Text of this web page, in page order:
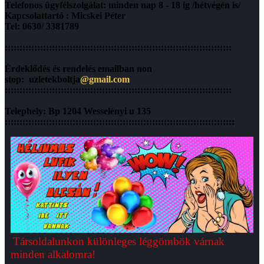
Telefonos ügyfélszolgálat: minden nap 8 - 18 ig /hétvégén is/
Kapcsolattartó : Micskei Péter
Tel: 0630/ 3381789
:::::::::::::::::::::::::::::::::::::::::::::::::::::::::::::::::::::::::::::
Érdeklődés és rendelés emailban non
stop: uzletekboltja@gmail.com
:::::::::::::::::::::::::::::::::::::::::::::::::::::::::::::::::::::::::::::
Telephely: Bp 1204 Wesselényi u 135
::::::::::::::::::::::::::::::::::::::::::::::::::::::::::::::::::::::::::::::
Társoldalunkon különleges léggömbök várnak
minden alkalomra!